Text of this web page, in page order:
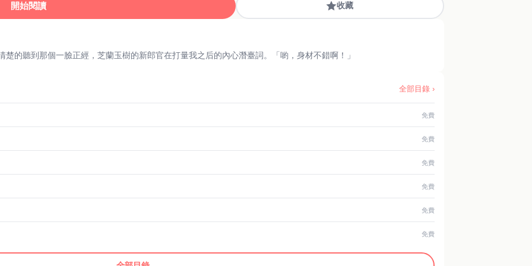
開始閱讀 收藏
的聽到那個一臉正經，芝蘭玉樹的新郎官在打量我之后的內心潛臺詞。「喲，身材不錯啊！」
全部目錄 ›
免費
免費
免費
免費
免費
免費